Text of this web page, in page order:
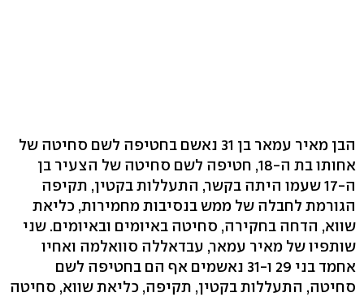
הבן מאיר עמאר בן 31 נאשם בחטיפה לשם סחיטה של
אחותו בת ה-18, חטיפה לשם סחיטה של הצעיר בן
ה-17 שעמו היתה בקשר, התעללות בקטין, תקיפה
הגורמת לחבלה של ממש בנסיבות מחמירות, כליאת
שווא, הדחה בחקירה, סחיטה באיומים ובאיומים. שני
שותפיו של מאיר עמאר, עבדאללה סוואלמה ואחיו
אחמד בני 29 ו-31 נאשמים אף הם בחטיפה לשם
סחיטה, התעללות בקטין, תקיפה, כליאת שווא, סחיטה